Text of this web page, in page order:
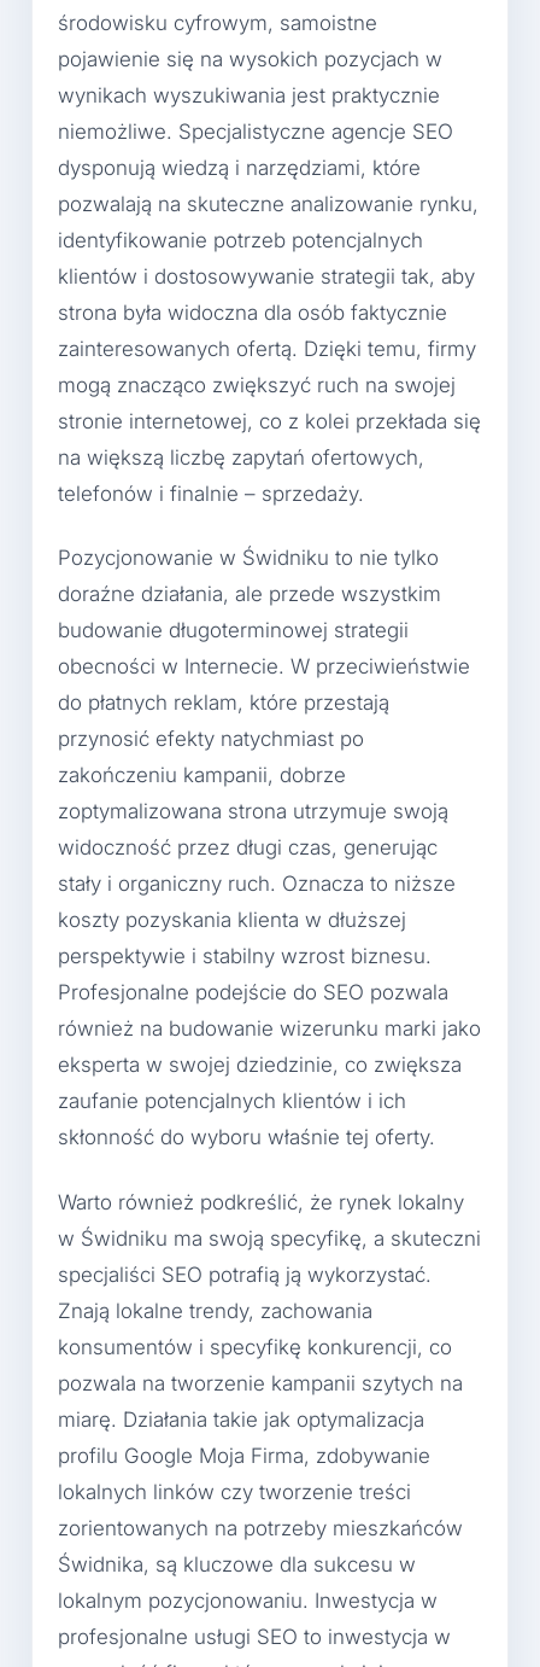
środowisku cyfrowym, samoistne
pojawienie się na wysokich pozycjach w
wynikach wyszukiwania jest praktycznie
niemożliwe. Specjalistyczne agencje SEO
dysponują wiedzą i narzędziami, które
pozwalają na skuteczne analizowanie rynku,
identyfikowanie potrzeb potencjalnych
klientów i dostosowywanie strategii tak, aby
strona była widoczna dla osób faktycznie
zainteresowanych ofertą. Dzięki temu, firmy
mogą znacząco zwiększyć ruch na swojej
stronie internetowej, co z kolei przekłada się
na większą liczbę zapytań ofertowych,
telefonów i finalnie – sprzedaży.
Pozycjonowanie w Świdniku to nie tylko
doraźne działania, ale przede wszystkim
budowanie długoterminowej strategii
obecności w Internecie. W przeciwieństwie
do płatnych reklam, które przestają
przynosić efekty natychmiast po
zakończeniu kampanii, dobrze
zoptymalizowana strona utrzymuje swoją
widoczność przez długi czas, generując
stały i organiczny ruch. Oznacza to niższe
koszty pozyskania klienta w dłuższej
perspektywie i stabilny wzrost biznesu.
Profesjonalne podejście do SEO pozwala
również na budowanie wizerunku marki jako
eksperta w swojej dziedzinie, co zwiększa
zaufanie potencjalnych klientów i ich
skłonność do wyboru właśnie tej oferty.
Warto również podkreślić, że rynek lokalny
w Świdniku ma swoją specyfikę, a skuteczni
specjaliści SEO potrafią ją wykorzystać.
Znają lokalne trendy, zachowania
konsumentów i specyfikę konkurencji, co
pozwala na tworzenie kampanii szytych na
miarę. Działania takie jak optymalizacja
profilu Google Moja Firma, zdobywanie
lokalnych linków czy tworzenie treści
zorientowanych na potrzeby mieszkańców
Świdnika, są kluczowe dla sukcesu w
lokalnym pozycjonowaniu. Inwestycja w
profesjonalne usługi SEO to inwestycja w